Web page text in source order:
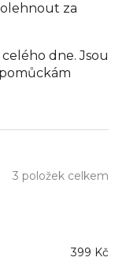
za
dne. Jsou
3 položek celkem
399 Kč